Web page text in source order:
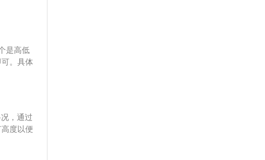
位，远
同时亮
是高低
。具体
所需的
驾驶情
驶，选
能比正
的数字
，通过
度以便
车灯也